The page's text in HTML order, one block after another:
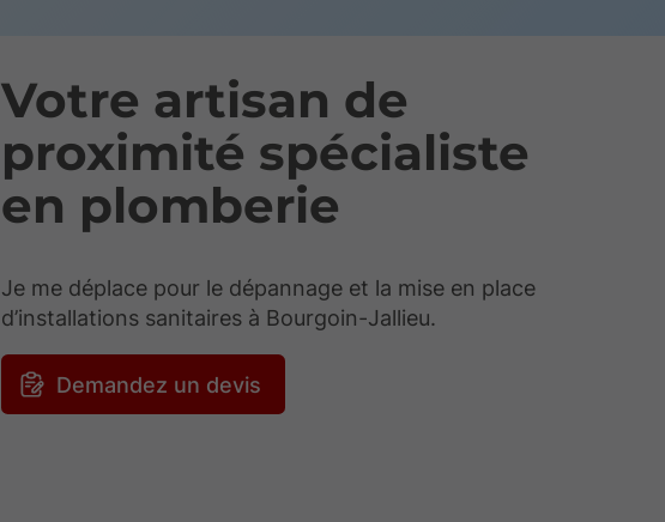
Votre artisan de
proximité spécialiste
en plomberie
Je me déplace pour le dépannage et la mise en place
d’installations sanitaires à Bourgoin-Jallieu.
Demandez un devis